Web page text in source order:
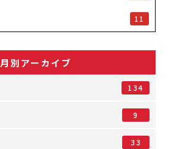
11
月別アーカイブ
134
9
33